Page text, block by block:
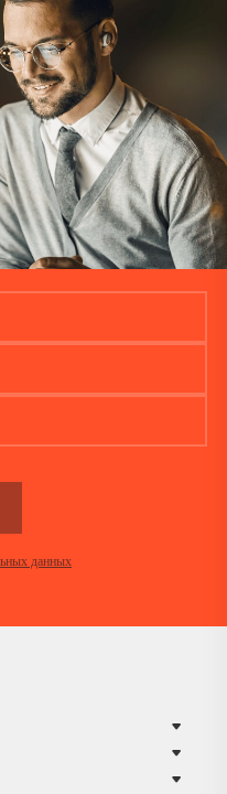
Подберем
подходящий тариф
данных